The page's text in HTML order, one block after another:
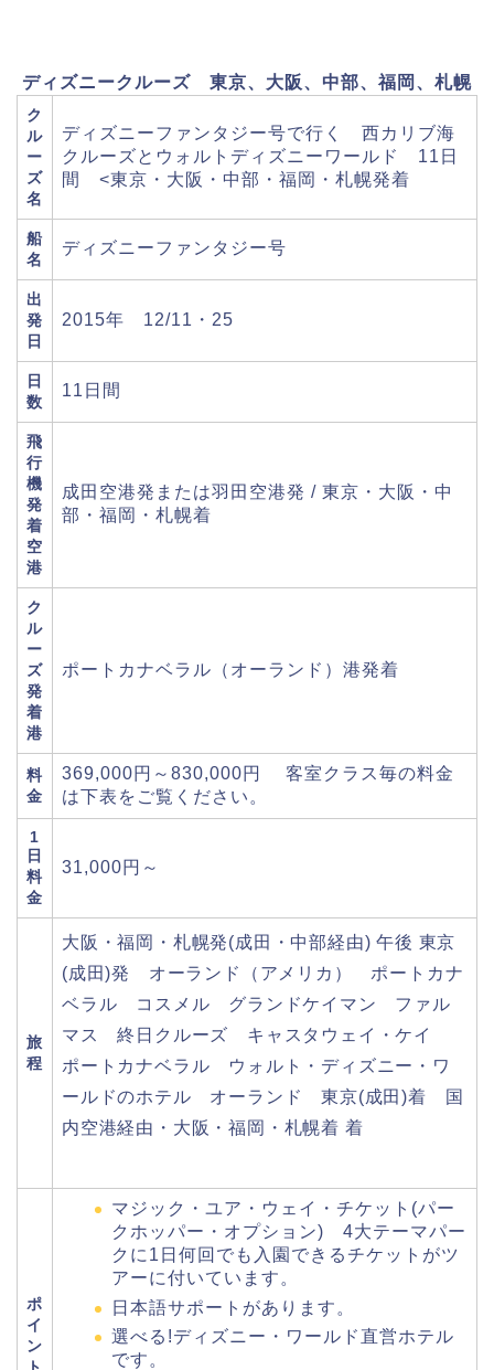
ディズニークルーズ 東京、大阪、中部、福岡、札幌
ク
ル
ー
ズ
名
ディズニーファンタジー号で行く 西カリブ海
クルーズとウォルトディズニーワールド 11日
間 <東京・大阪・中部・福岡・札幌発着
船
名
ディズニーファンタジー号
出
発
日
2015年 12/11・25
日
数
11日間
飛
行
機
発
着
空
港
成田空港発または羽田空港発 / 東京・大阪・中
部・福岡・札幌着
ク
ル
ー
ズ
発
着
港
ポートカナベラル（オーランド）港発着
料
金
369,000円～830,000円 客室クラス毎の料金
は下表をご覧ください。
1
日
料
金
31,000円～
旅
程
大阪・福岡・札幌発(成田・中部経由) 午後 東京
(成田)発 オーランド（アメリカ） ポートカナ
ベラル コスメル グランドケイマン ファル
マス 終日クルーズ キャスタウェイ・ケイ
ポートカナベラル ウォルト・ディズニー・ワ
ールドのホテル オーランド 東京(成田)着 国
内空港経由・大阪・福岡・札幌着 着
ポ
イ
ン
マジック・ユア・ウェイ・チケット(パー
クホッパー・オプション) 4大テーマパー
クに1日何回でも入園できるチケットがツ
アーに付いています。
日本語サポートがあります。
選べる!ディズニー・ワールド直営ホテル
です。